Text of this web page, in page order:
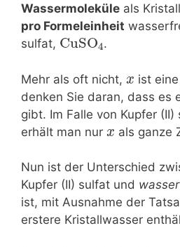
Wassermoleküle als
pro Formeleinheit
sulfat, CuSO4.
Mehr als oft nicht, x ist
denken Sie daran, dass es
gibt. Im Falle von Kupfer
erhält man nur x als ganze
Nun ist der Unterschied
Kupfer (II) sulfat und
ist, mit Ausnahme der
erstere Kristallwasser